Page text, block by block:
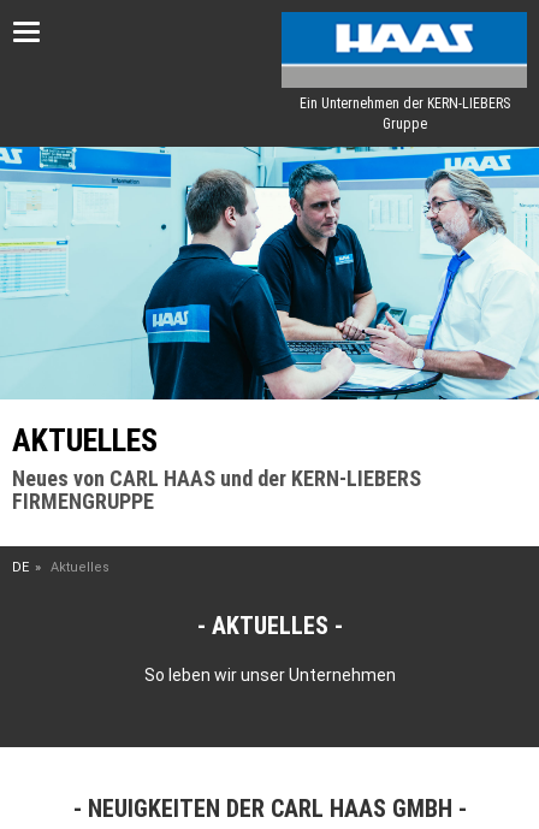
Toggle
Ein Unternehmen der KERN-LIEBERS
Gruppe
AKTUELLES
Neues von CARL HAAS und der KERN-LIEBERS
FIRMENGRUPPE
DE Aktuelles
AKTUELLES
So leben wir unser Unternehmen
NEUIGKEITEN DER CARL HAAS GMBH